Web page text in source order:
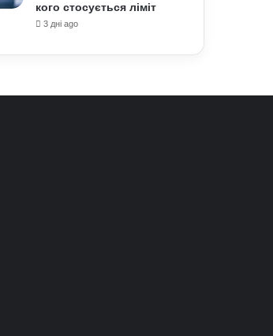
кого стосується ліміт
3 дні ago